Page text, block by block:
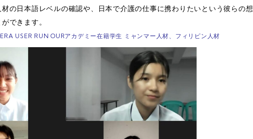
の日本語レベルの確認や、日本で介護の仕事に携わりたいという彼らの想
できます。
USER RUN OURアカデミー在籍学生 ミャンマー人材、フィリピン人材